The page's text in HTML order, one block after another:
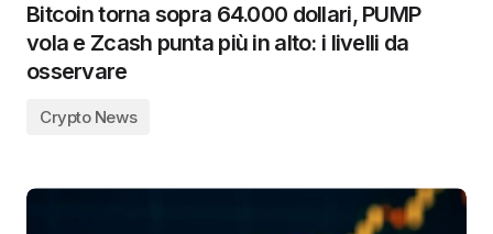
Bitcoin torna sopra 64.000 dollari, PUMP
vola e Zcash punta più in alto: i livelli da
osservare
Crypto News